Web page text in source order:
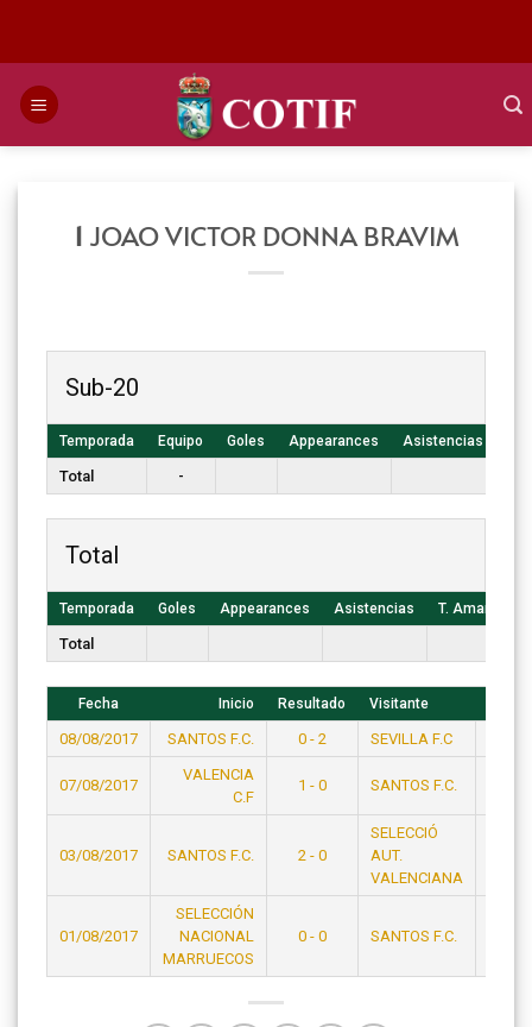
1 JOAO VICTOR DONNA BRAVIM
Sub-20
Temporada Equipo Goles Appearances Asistencias
Total -
Total
Temporada Goles Appearances Asistencias T. Amarillas
Total
Fecha Inicio Resultado Visitante
08/08/2017 SANTOS F.C. 0 - 2 SEVILLA F.C
07/08/2017
VALENCIA
C.F
1 - 0 SANTOS F.C.
03/08/2017 SANTOS F.C. 2 - 0
SELECCIÓ
AUT.
VALENCIANA
01/08/2017
SELECCIÓN
NACIONAL
MARRUECOS
0 - 0 SANTOS F.C.